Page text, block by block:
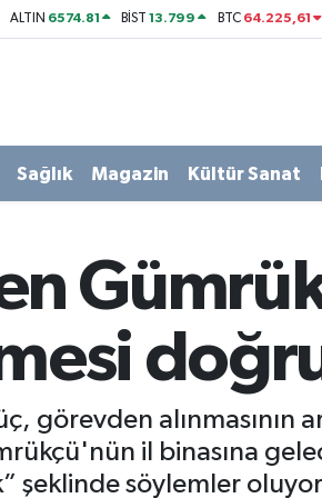
ALTIN 6574.81 BİST13.799 BTC 64.225,61
Sağlık Magazin Kültür Sanat
görevden
il binasına
şeklinde söylemler